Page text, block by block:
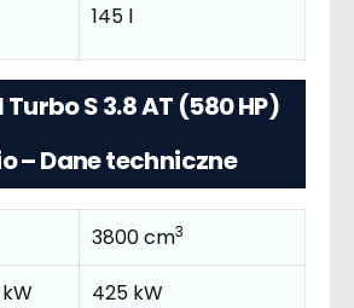
145 l
Turbo S 3.8 AT (580 HP)
– Dane techniczne
3800 cm3
425 kW